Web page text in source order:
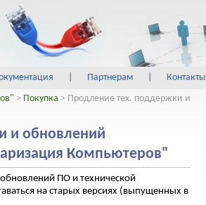
Партнерам Контакты
> Покупка > Продление тех. поддержки и
и обновлений
Компьютеров"
ПО и технической
на старых версиях (выпущенных в